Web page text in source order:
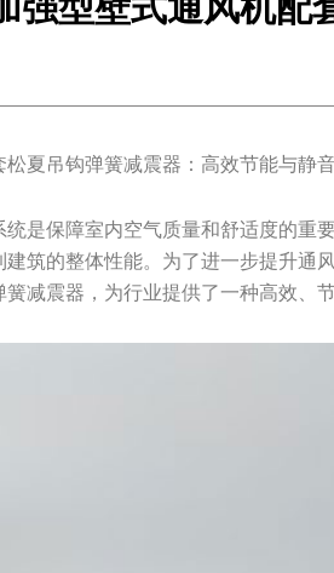
夏吊钩弹簧减震器：高效节能与静
是保障室内空气质量和舒适度的重
筑的整体性能。为了进一步提升通
减震器，为行业提供了一种高效、